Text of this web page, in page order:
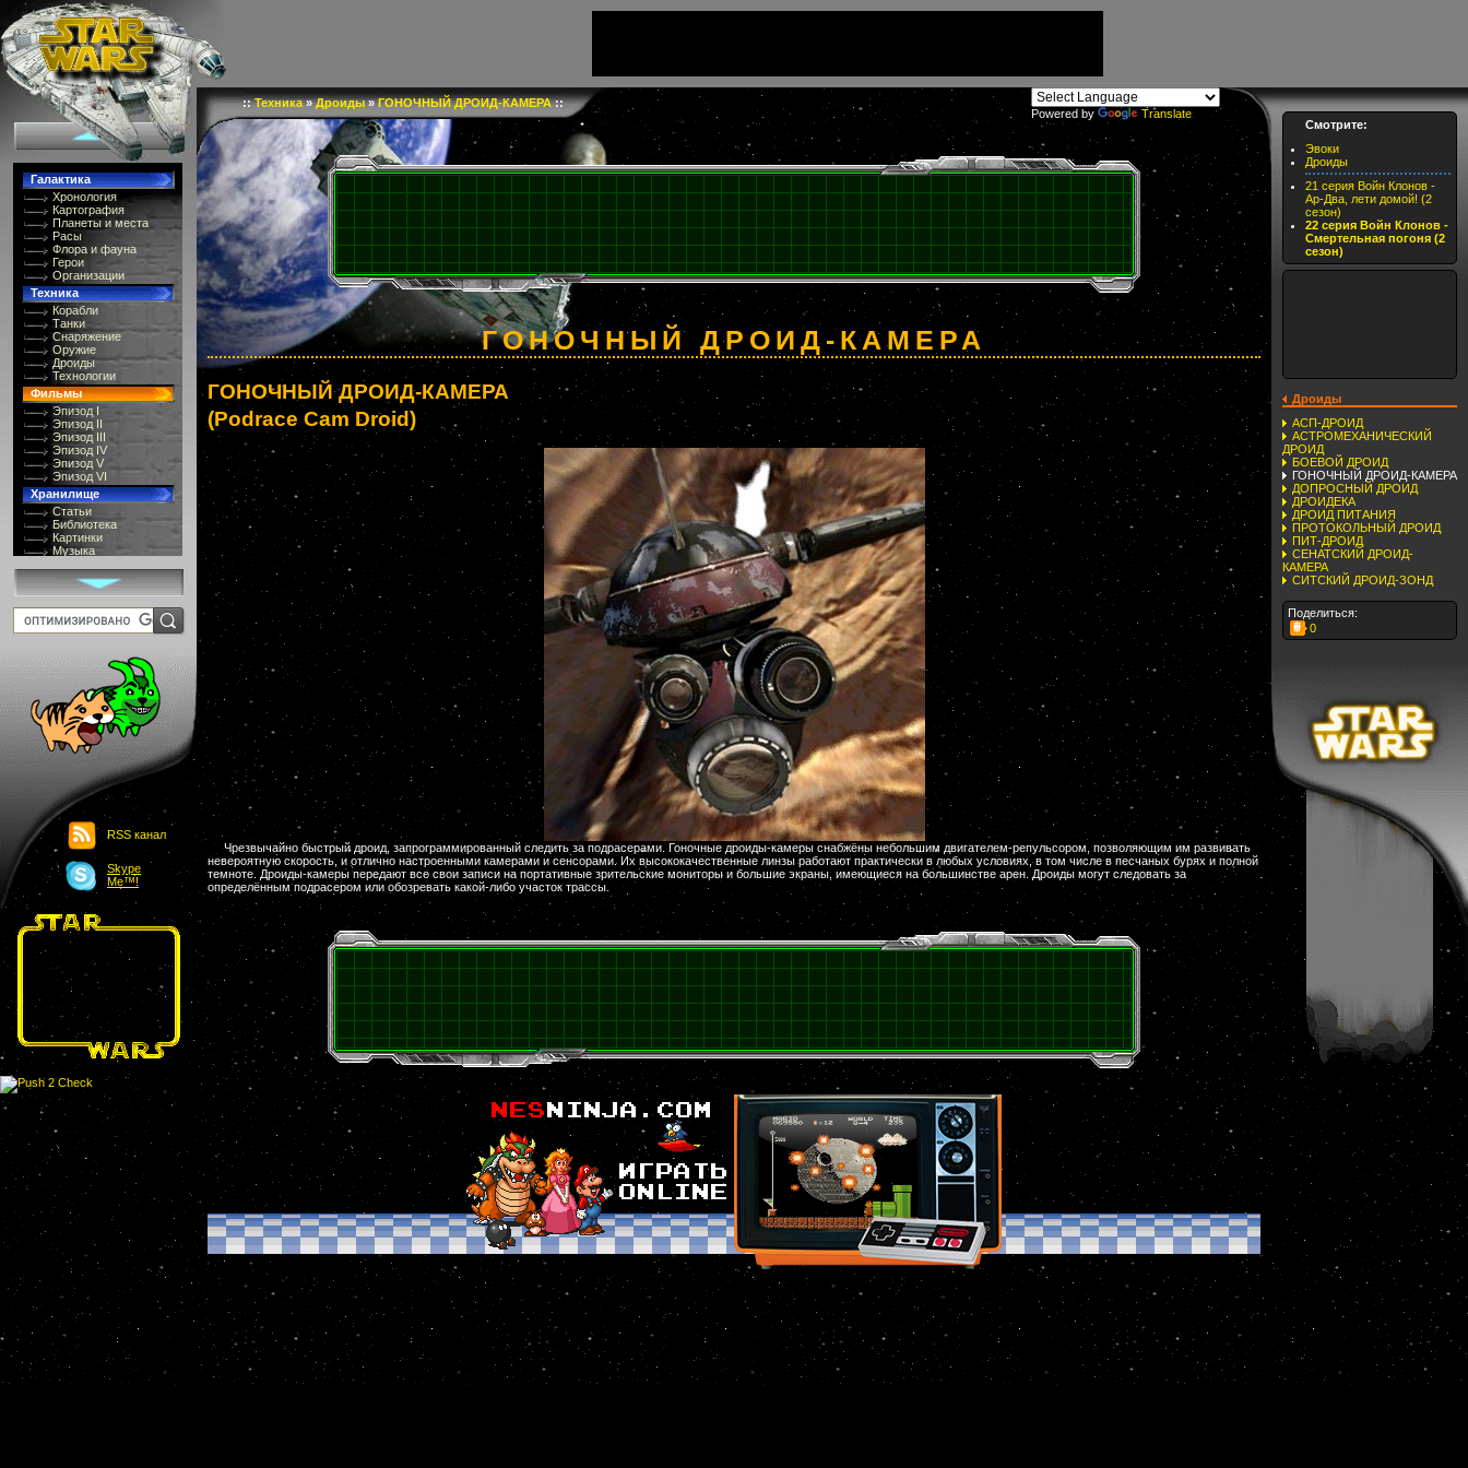
Галактика
Хронология
Картография
Планеты и места
Расы
Флора и фауна
Герои
Организации
Техника
Корабли
Танки
Снаряжение
Оружие
Дроиды
Технологии
Фильмы
Эпизод I
Эпизод II
Эпизод III
Эпизод IV
Эпизод V
Эпизод VI
Хранилище
Статьи
Библиотека
Картинки
Музыка
Терминология
Костюмы
Игры
8 bit
Юмор
Картинки-приколы
Download
Links
Обмен баннерами
О проекте
Обьявления
Чат
RSS канал
Skype
Me™!
::Техника»Дроиды»ГОНОЧНЫЙ ДРОИД-КАМЕРА::
Powered by
Translate
ГОНОЧНЫЙ ДРОИД-КАМЕРА
ГОНОЧНЫЙ ДРОИД-КАМЕРА
(Podrace Cam Droid)
Чрезвычайно быстрый дроид, запрограммированный следить за подрасерами. Гоночные дроиды-камеры снабжёны небольшим двигателем-репульсором, позволяющим им развивать
невероятную скорость, и отлично настроенными камерами и сенсорами. Их высококачественные линзы работают практически в любых условиях, в том числе в песчаных бурях и полной
темноте. Дроиды-камеры передают все свои записи на портативные зрительские мониторы и большие экраны, имеющиеся на большинстве арен. Дроиды могут следовать за
определённым подрасером или обозревать какой-либо участок трассы.
Смотрите:
Эвоки
Дроиды
21 серия Войн Клонов -
Ар-Два, лети домой! (2
сезон)
22 серия Войн Клонов -
Смертельная погоня (2
сезон)
Дроиды
АСП-ДРОИД
АСТРОМЕХАНИЧЕСКИЙ
ДРОИД
БОЕВОЙ ДРОИД
ГОНОЧНЫЙ ДРОИД-КАМЕРА
ДОПРОСНЫЙ ДРОИД
ДРОИДЕКА
ДРОИД ПИТАНИЯ
ПРОТОКОЛЬНЫЙ ДРОИД
ПИТ-ДРОИД
СЕНАТСКИЙ ДРОИД-
КАМЕРА
СИТСКИЙ ДРОИД-ЗОНД
Поделиться:
0